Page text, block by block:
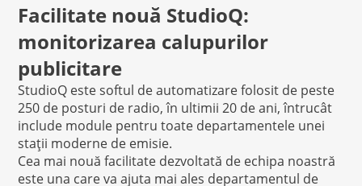
Facilitate nouă StudioQ:
monitorizarea calupurilor
publicitare
StudioQ este softul de automatizare folosit de peste
250 de posturi de radio, în ultimii 20 de ani, întrucât
include module pentru toate departamentele unei
stații moderne de emisie.
Cea mai nouă facilitate dezvoltată de echipa noastră
este una care va ajuta mai ales departamentul de